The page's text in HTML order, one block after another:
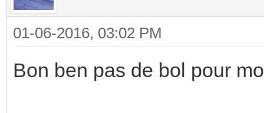
01-06-2016, 03:02 PM
Bon ben pas de bol pour